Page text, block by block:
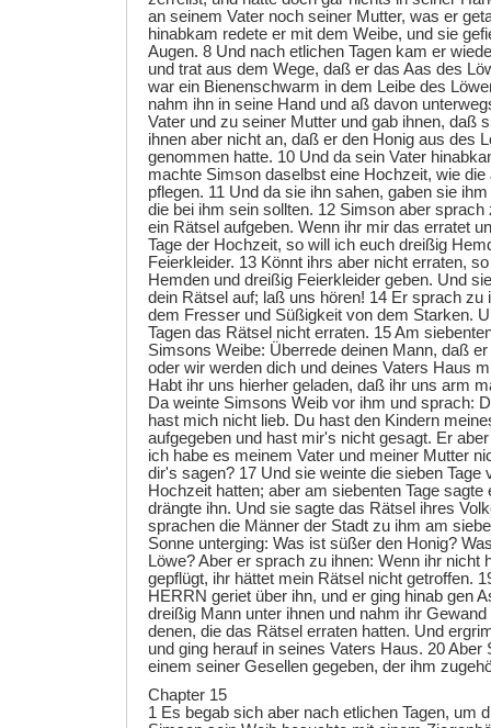
an seinem Vater noch seiner Mutter, was er
hinabkam redete er mit dem Weibe, und sie
Augen. 8 Und nach etlichen Tagen kam er
und trat aus dem Wege, daß er das Aas des
war ein Bienenschwarm in dem Leibe des
nahm ihn in seine Hand und aß davon
Vater und zu seiner Mutter und gab ihnen, daß
ihnen aber nicht an, daß er den Honig aus des
genommen hatte. 10 Und da sein Vater
machte Simson daselbst eine Hochzeit, wie die
pflegen. 11 Und da sie ihn sahen, gaben sie
die bei ihm sein sollten. 12 Simson aber sprach
ein Rätsel aufgeben. Wenn ihr mir das erratet
Tage der Hochzeit, so will ich euch dreißig
Feierkleider. 13 Könnt ihrs aber nicht erraten,
Hemden und dreißig Feierkleider geben. Und
dein Rätsel auf; laß uns hören! 14 Er sprach zu
dem Fresser und Süßigkeit von dem Starken.
Tagen das Rätsel nicht erraten. 15 Am
Simsons Weibe: Überrede deinen Mann, daß
oder wir werden dich und deines Vaters Haus
Habt ihr uns hierher geladen, daß ihr uns arm
Da weinte Simsons Weib vor ihm und sprach:
hast mich nicht lieb. Du hast den Kindern
aufgegeben und hast mir's nicht gesagt. Er
ich habe es meinem Vater und meiner Mutter
dir's sagen? 17 Und sie weinte die sieben Tage
Hochzeit hatten; aber am siebenten Tage sagte
drängte ihn. Und sie sagte das Rätsel ihres
sprachen die Männer der Stadt zu ihm am
Sonne unterging: Was ist süßer den Honig?
Löwe? Aber er sprach zu ihnen: Wenn ihr nicht
gepflügt, ihr hättet mein Rätsel nicht getroffen.
HERRN geriet über ihn, und er ging hinab gen
dreißig Mann unter ihnen und nahm ihr
denen, die das Rätsel erraten hatten. Und
und ging herauf in seines Vaters Haus. 20 Aber
einem seiner Gesellen gegeben, der ihm
Chapter 15
1 Es begab sich aber nach etlichen Tagen, um